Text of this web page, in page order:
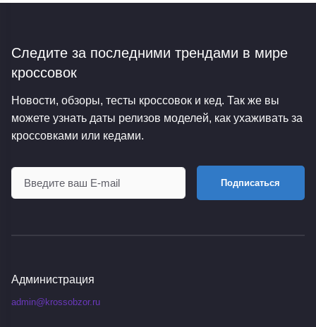
Следите за последними трендами в мире
кроссовок
Новости, обзоры, тесты кроссовок и кед. Так же вы
можете узнать даты релизов моделей, как ухаживать за
кроссовками или кедами.
Подписаться
Администрация
admin@krossobzor.ru